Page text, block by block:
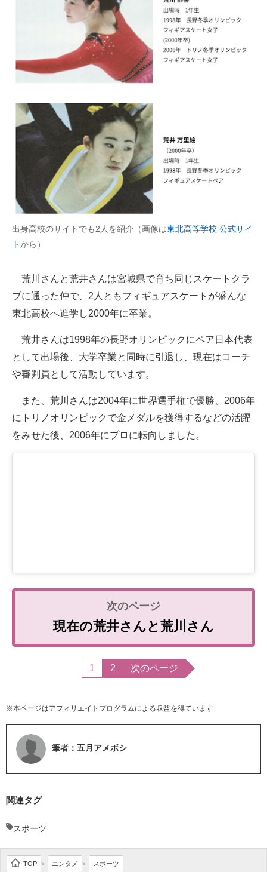
出身高校のサイトでも2人を紹介（画像は東北高等学校 公式サイ
トから）
荒川さんと荒井さんは宮城県で育ち同じスケートクラ
ブに通った仲で、2人ともフィギュアスケートが盛んな
東北高校へ進学し2000年に卒業。
荒井さんは1998年の長野オリンピックにペア日本代表
として出場後、大学卒業と同時に引退し、現在はコーチ
や審判員として活動しています。
また、荒川さんは2004年に世界選手権で優勝、2006年
にトリノオリンピックで金メダルを獲得するなどの活躍
をみせた後、2006年にプロに転向しました。
現在の荒井さんと荒川さん
1 2 次のページ
※本ページはアフィリエイトプログラムによる収益を得ています
筆者：五月アメボシ
関連タグ
スポーツ
TOP > エンタメ > スポーツ